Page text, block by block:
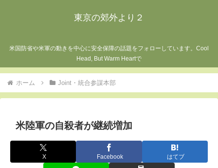
東京の郊外より２
米国防省や米軍の動きを中心に安全保障の話題をフォローしています。Cool
Head, But Warm Heartで
ホーム Joint・統合参謀本部
米陸軍の自殺者が継続増加
X Facebook はてブ